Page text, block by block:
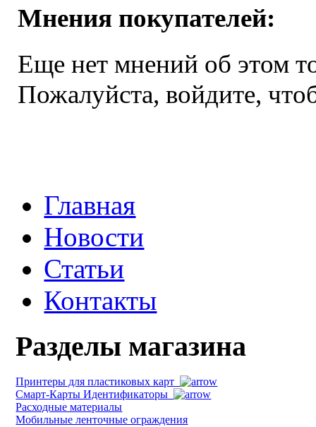
Мнения покупателей:
Еще нет мнений об этом
Пожалуйста, войдите,
Главная
Новости
Статьи
Контакты
Разделы магазина
Принтеры для пластиковых карт
Смарт-Карты Идентификаторы
Расходные материалы
Мобильные ленточные ограждения